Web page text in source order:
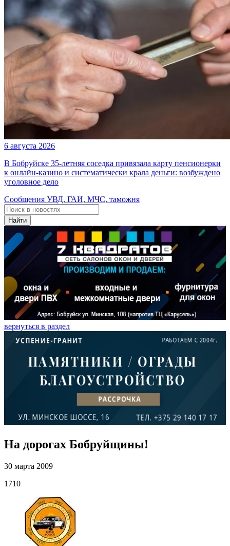
6 августа 2026
В Бобруйске 35-летняя соседка привязала карту пенсионерки
к онлайн-казино и систематически крала деньги: возбуждено
уголовное дело
Сообщения УВД, ГАИ, МЧС, таможня
Найти
вернуться в раздел
На дорогах Бобруйщины!
30 марта 2009
1710